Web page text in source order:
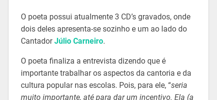
O poeta possui atualmente 3 CD’s gravados, onde
dois deles apresenta-se sozinho e um ao lado do
CantadorJúlio Carneiro.
O poeta finaliza a entrevista dizendo que é
importante trabalhar os aspectos da cantoria e da
cultura popular nas escolas. Pois, para ele, “seria
muito importante, até para dar um incentivo. Ela (a